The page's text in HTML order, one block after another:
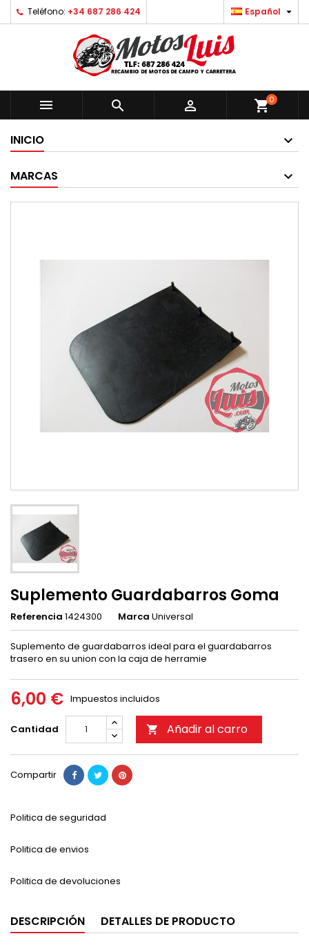
Teléfono: +34 687 286 424 Español 
   shopping_cart0
INICIO
MARCAS
Suplemento Guardabarros Goma
Referencia 1424300 Marca Universal
Suplemento de guardabarros ideal para el guardabarros
trasero en su union con la caja de herramie
6,00 € Impuestos incluidos
Cantidad  Añadir al carro
Compartir
Politica de seguridad
Politica de envios
Politica de devoluciones
DESCRIPCIÓN DETALLES DE PRODUCTO